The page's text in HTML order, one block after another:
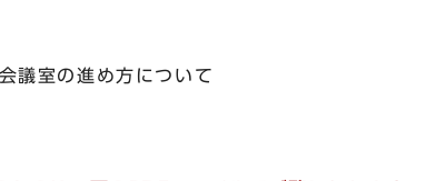
議室の進め方について